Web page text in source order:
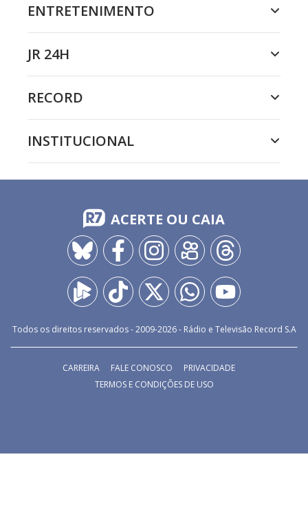
ENTRETENIMENTO
JR 24H
RECORD
INSTITUCIONAL
ACERTE OU CAIA
Todos os direitos reservados - 2009-2026- Rádio e Televisão Record S.A
CARREIRA FALE CONOSCO
PRIVACIDADE
TERMOS E CONDIÇÕES DE USO